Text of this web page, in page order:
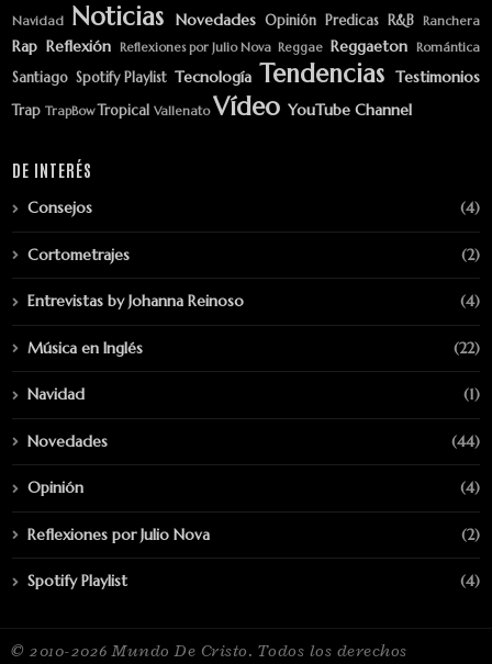
Navidad Noticias Novedades Opinión Predicas R&B Ranchera
Rap Reflexión Reflexiones por Julio Nova Reggae Reggaeton Romántica
Santiago Spotify Playlist Tecnología Tendencias Testimonios
Trap TrapBow Tropical Vallenato Vídeo YouTube Channel
DE INTERÉS
Consejos (4)
Cortometrajes (2)
Entrevistas by Johanna Reinoso (4)
Música en Inglés (22)
Navidad (1)
Novedades (44)
Opinión (4)
Reflexiones por Julio Nova (2)
Spotify Playlist (4)
© 2010-2026 Mundo De Cristo. Todos los derechos